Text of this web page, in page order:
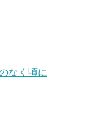
なく頃に